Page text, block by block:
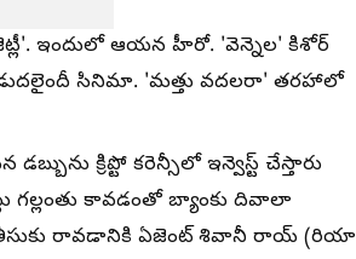
ఇందులో ఆయన హీరో. 'వెన్నెల' కిశోర్
సినిమా. 'మత్తు వదలరా' తరహాలో
క్రిప్టో కరెన్సీలో ఇన్వెస్ట్ చేస్తారు
గల్లంతు కావడంతో బ్యాంకు దివాలా
తీసుకు రావడానికి ఏజెంట్ శివానీ రాయ్ (రియా